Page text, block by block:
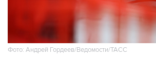
Фото: Андрей Гордеев/Ведомости/ТАСС